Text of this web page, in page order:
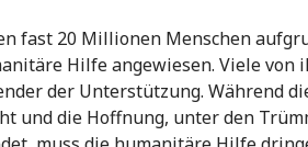
fast 20 Millionen Menschen
Hilfe angewiesen. Viele von
der Unterstützung. Während
und die Hoffnung, unter den